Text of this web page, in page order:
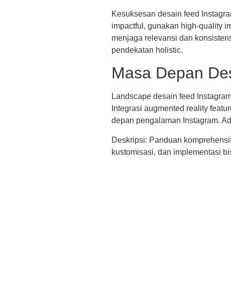
Kesuksesan desain feed
impactful, gunakan high-quality
menjaga relevansi dan
pendekatan holistic.
Masa Depan
Landscape desain feed
Integrasi augmented reality
depan pengalaman Instagram.
Deskripsi: Panduan
kustomisasi, dan implementasi